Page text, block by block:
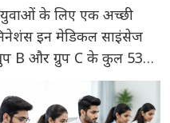
युवाओं के लिए एक अच्छी
इन मेडिकल साइंसेज
B और ग्रुप C के कुल 53
घोषणा की है। इस भर्ती के
से शुरू […]